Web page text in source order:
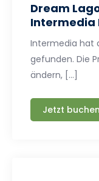
Dream
Intermedia
Intermedia hat
gefunden. Die
ändern, […]
Jetzt buchen